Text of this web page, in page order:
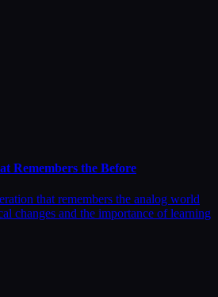
Remembers the Before
that remembers the analog world
changes and the importance of learning